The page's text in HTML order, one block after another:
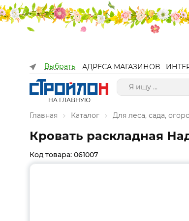
Выбрать АДРЕСА МАГАЗИНОВ
НА ГЛАВНУЮ
Главная Каталог Для леса, сада,
Кровать раскладная
Код товара: 061007